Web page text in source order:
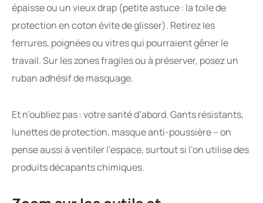
épaisse ou un vieux drap (petite astuce : la toile de
protection en coton évite de glisser). Retirez les
ferrures, poignées ou vitres qui pourraient gêner le
travail. Sur les zones fragiles ou à préserver, posez un
ruban adhésif de masquage.
Et n’oubliez pas : votre santé d’abord. Gants résistants,
lunettes de protection, masque anti-poussière – on
pense aussi à ventiler l’espace, surtout si l’on utilise des
produits décapants chimiques.